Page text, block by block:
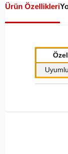
Ürün Özellikleri